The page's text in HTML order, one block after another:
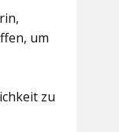
um
zu